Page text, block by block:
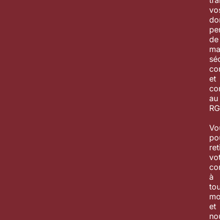
de
et
au
à
et